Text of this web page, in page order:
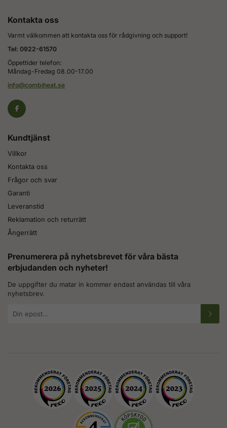
Kontakta oss
Varmt välkommen att kontakta oss för rådgivning och support!
Tel: 0922-61570
Öppettider telefon:
Måndag-Fredag 08.00-17.00
info@combiheat.se
Kundtjänst
Villkor
Kontakta oss
Frågor och svar
Garanti
Leveranstid
Reklamation och returrätt
Ångerrätt
Prenumerera på nyhetsbrevet för våra bästa
erbjudanden och nyheter!
De uppgifter du matar in kommer endast användas till våra
nyhetsbrev.
postadress